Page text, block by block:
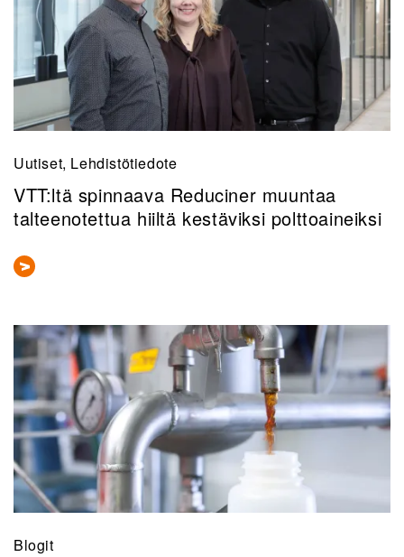
Uutiset, Lehdistötiedote
VTT:ltä spinnaava Reduciner muuntaa
talteenotettua hiiltä kestäviksi polttoaineiksi
Blogit